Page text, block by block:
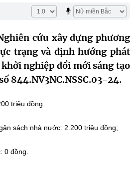
nghệ
nghệ
cứu xây dựng phương
trạng và định hướng phát
nghiệp đổi mới sáng tạo
844.NV3NC.NSSC.03-24.
triệu đồng.
sách nhà nước: 2.200 triệu đồng;
0 đồng.